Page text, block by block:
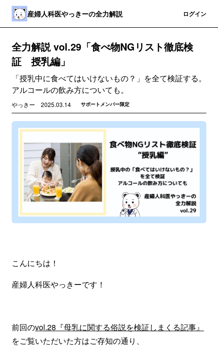
産婦人科医やっきーの全力解説 ログイン
全力解説 vol.29「食べ物NGリスト徹底検
証 授乳編」
「授乳中に食べてはいけないもの？」を全て検証する。
アルコールの飲み方についても。
やっきー 2025.03.14 サポートメンバー限定
こんにちは！
産婦人科医やっきーです！
前回のvol.28『母乳に関する俗説を検証しまくる記事』
をご覧いただいた方はご存知の通り、